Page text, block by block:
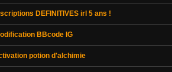
DEFINITIVES irl 5 ans !
BBcode IG
potion d'alchimie